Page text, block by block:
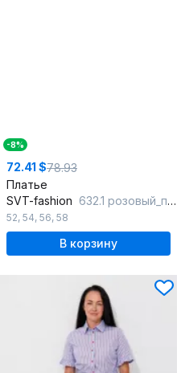
-8%
72.41 $78.93
Платье
SVT-fashion 632.1 розовый_персик
52, 54, 56, 58
В корзину